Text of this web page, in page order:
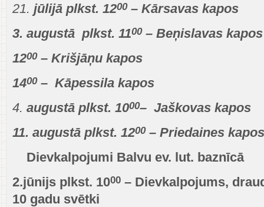
21. jūlijā plkst. 1200– Kārsavas kapos
3. augustā plkst. 1100– Beņislavas
1200– Krišjāņu kapos
1400– Kāpessila kapos
4. augustā plkst. 1000– Jaškovas kapos
11. augustā plkst. 1200– Priedaines kapos
Dievkalpojumi Balvu ev. lut. baznīcā
2.jūnijs plkst. 1000 – Dievkalpojums,
10 gadu svētki